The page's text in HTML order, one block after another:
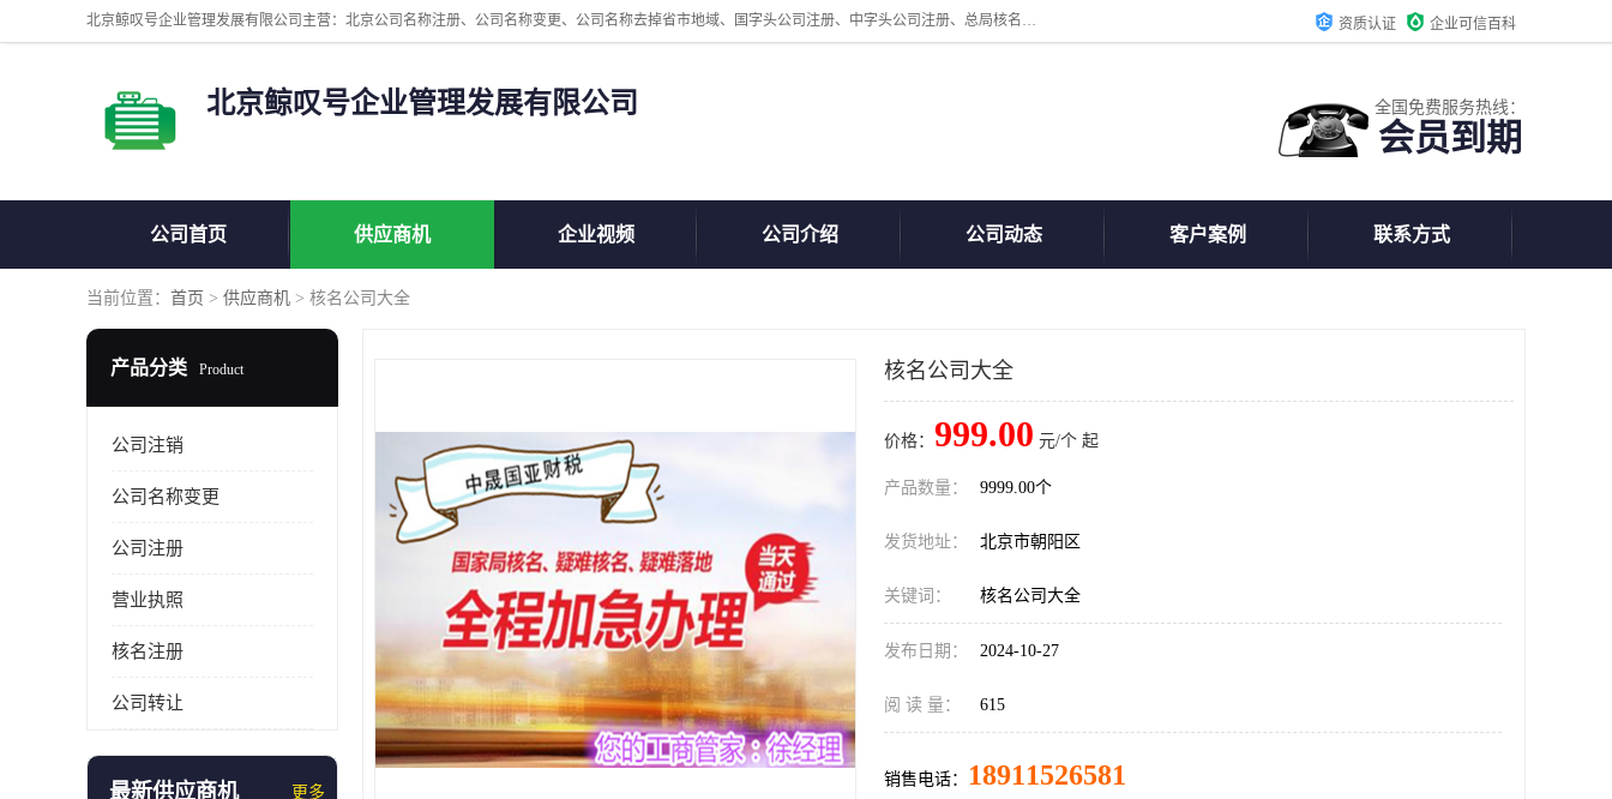
北京鲸叹号企业管理发展有限公司主营：北京公司名称注册、公司名称变更、公司名称去掉省市地域、国字头公司注册、中字头公司注册、总局核名注册等业务，全国统一热线电话：*。北京鲸叹号企业管理发展有限公司在职员工51人，我们有zui好的产品和技术团队，我们为客户提供较好的产品，良好的技术支持，健全的售后服务。 资质认证 企业可信百科
北京鲸叹号企业管理发展有限公司 全国免费服务热线：
会员到期
公司首页 供应商机 企业视频 公司介绍 公司动态 客户案例 联系方式
当前位置： 首页 > 供应商机 > 核名公司大全
产品分类 Product
公司注销
公司名称变更
公司注册
营业执照
核名注册
公司转让
最新供应商机 更多
核名公司大全
价格： 999.00 元/个 起
产品数量： 9999.00个
发货地址： 北京市朝阳区
关键词： 核名公司大全
发布日期： 2024-10-27
阅 读 量： 615
销售电话： 18911526581